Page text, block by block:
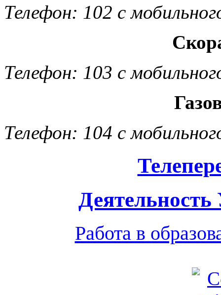
Телефон: 102 с
Телефон: 103 с
Телефон: 104 с
Работа в